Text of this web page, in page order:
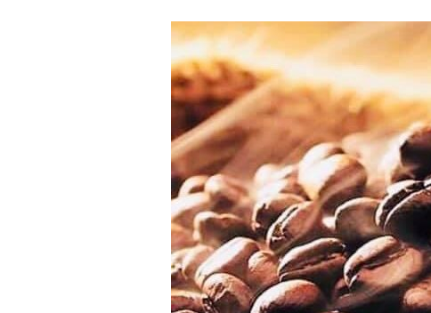
特定商取引法に基づく表記